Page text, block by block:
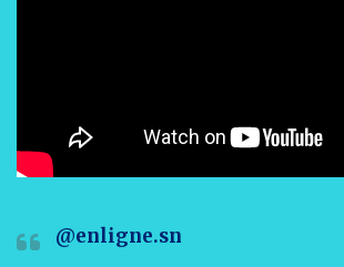
@enligne.sn